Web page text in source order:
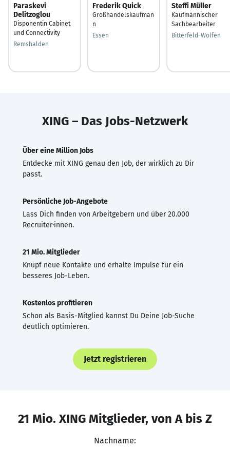
Paraskevi
Delitzoglou
Disponentin Cabinet
und Connectivity
Remshalden
Frederik Quick
Großhandelskaufman
n
Essen
Steffi Müller
Kaufmännischer
Sachbearbeiter
Bitterfeld-Wolfen
XING – Das Jobs-Netzwerk
Über eine Million Jobs
Entdecke mit XING genau den Job, der wirklich zu Dir
passt.
Persönliche Job-Angebote
Lass Dich finden von Arbeitgebern und über 20.000
Recruiter·innen.
21 Mio. Mitglieder
Knüpf neue Kontakte und erhalte Impulse für ein
besseres Job-Leben.
Kostenlos profitieren
Schon als Basis-Mitglied kannst Du Deine Job-Suche
deutlich optimieren.
Jetzt registrieren
21 Mio. XING Mitglieder, von A bis Z
Nachname: